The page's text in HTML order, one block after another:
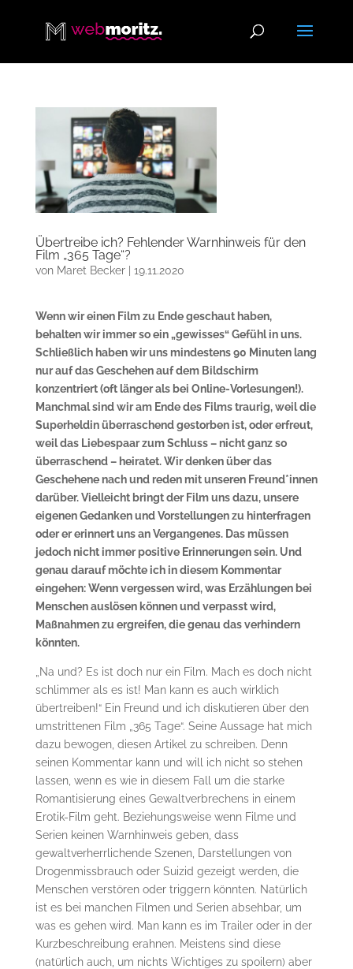
Übertreibe ich? Fehlender Warnhinweis für den
Film „365 Tage“?
von Maret Becker| 19.11.2020
Wenn wir einen Film zu Ende geschaut haben,
behalten wir immer so ein „gewisses“ Gefühl in uns.
Schließlich haben wir uns mindestens 90 Minuten lang
nur auf das Geschehen auf dem Bildschirm
konzentriert (oft länger als bei Online-Vorlesungen!).
Manchmal sind wir am Ende des Films traurig, weil die
Superheldin überraschend gestorben ist, oder erfreut,
weil das Liebespaar zum Schluss – nicht ganz so
überraschend – heiratet. Wir denken über das
Geschehene nach und reden mit unseren Freund*innen
darüber. Vielleicht bringt der Film uns dazu, unsere
eigenen Gedanken und Vorstellungen zu hinterfragen
oder er erinnert uns an Vergangenes. Das müssen
jedoch nicht immer positive Erinnerungen sein. Und
genau darauf möchte ich in diesem Kommentar
eingehen: Wenn vergessen wird, was Erzählungen bei
Menschen auslösen können und verpasst wird,
Maßnahmen zu ergreifen, die genau das verhindern
könnten.
„Na und? Es ist doch nur ein Film. Mach es doch nicht
schlimmer als es ist! Man kann es auch wirklich
übertreiben!“ Ein Freund und ich diskutieren über den
umstrittenen Film „365 Tage“. Seine Aussage hat mich
dazu bewogen, diesen Artikel zu schreiben. Denn
seinen Kommentar kann und will ich nicht so stehen
lassen, wenn es wie in diesem Fall um die starke
Romantisierung eines Gewaltverbrechens in einem
Erotik-Film geht. Beziehungsweise wenn Filme und
Serien keinen Warnhinweis geben, dass
gewaltverherrlichende Szenen, Darstellungen von
Drogenmissbrauch oder Suizid gezeigt werden, die
Menschen verstören oder triggern könnten. Natürlich
ist es bei manchen Filmen und Serien absehbar, um
was es gehen wird. Man kann es im Trailer oder in der
Kurzbeschreibung erahnen. Meistens sind diese
(natürlich auch, um nichts Wichtiges zu spoilern) aber